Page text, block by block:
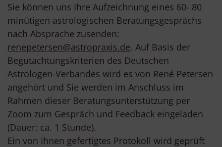
Sie können uns Ihre Aufzeichnung eines 60- 80
minütigen astrologischen Beratungsgesprächs
nach Absprache zusenden:
renepetersen@astropraxis.de. Auf Basis der
Begutachtungskriterien des Deutschen
Astrologen-Verbandes wird es von René Petersen
angehört und Sie werden im Anschluss im
Rahmen dieser Beratungsunterstützung per
Zoom zum Gespräch und Feedback eingeladen
(Dauer: ca. 1 Stunde).
Ein von Ihnen gefertigtes Protokoll wird geprüft